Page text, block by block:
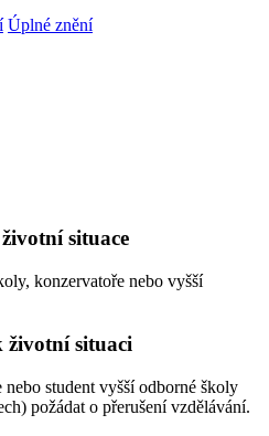
Úplné znění
situace
konzervatoře nebo vyšší
situaci
student vyšší odborné školy
požádat o přerušení vzdělávání.